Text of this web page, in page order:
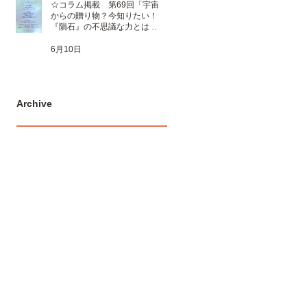
☆コラム掲載 第69回「宇宙
からの贈り物？今知りたい！
『隕石』の不思議な力とは 」
6月10日
Archive